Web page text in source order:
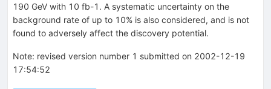
190 GeV with 10 fb-1. A systematic uncertainty on the
background rate of up to 10% is also considered, and is not
found to adversely affect the discovery potential.
Note: revised version number 1 submitted on 2002-12-19
17:54:52